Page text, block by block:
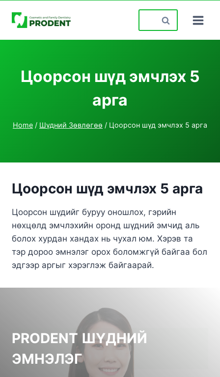
Search
for:
Цоорсон шүд эмчлэх 5
арга
Home / Шүдний Зөвлөгөө / Цоорсон шүд эмчлэх 5 арга
Цоорсон шүд эмчлэх 5 арга
Цоорсон шүдийг буруу оношлох, гэрийн
нөхцөлд эмчлэхийн оронд шүдний эмчид аль
болох хурдан хандах нь чухал юм. Хэрэв та
тэр дороо эмнэлэг орох боломжгүй байгаа бол
эдгээр аргыг хэрэглэж байгаарай.
PRODENT ШҮДНИЙ
ЭМНЭЛЭГ